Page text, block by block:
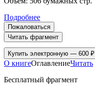
Подробнее
Пожаловаться
Читать фрагмент
Купить электронную — 600 ₽
О книгеОглавлениеЧитать
Бесплатный фрагмент